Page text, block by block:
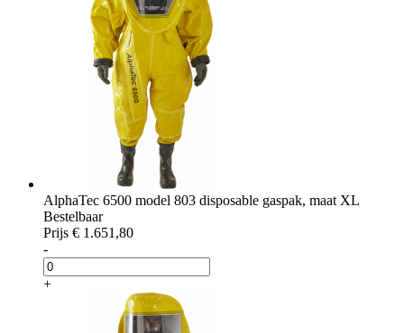
AlphaTec 6500 model 803 disposable gaspak, maat XL
Bestelbaar
Prijs € 1.651,80
-
+